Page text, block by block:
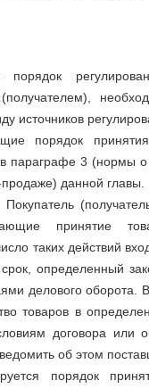
источников
порядок принятия
параграфе 3 (нормы о
данной главы.
принятие
таких действий
определенный
делового оборота.
товаров в
договора или
об этом
порядок